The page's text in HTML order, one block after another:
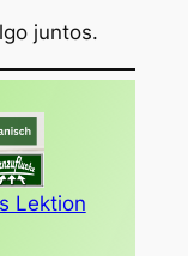
juntos.
Lektion